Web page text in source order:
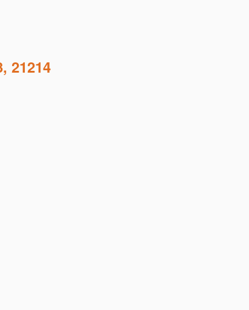
21214